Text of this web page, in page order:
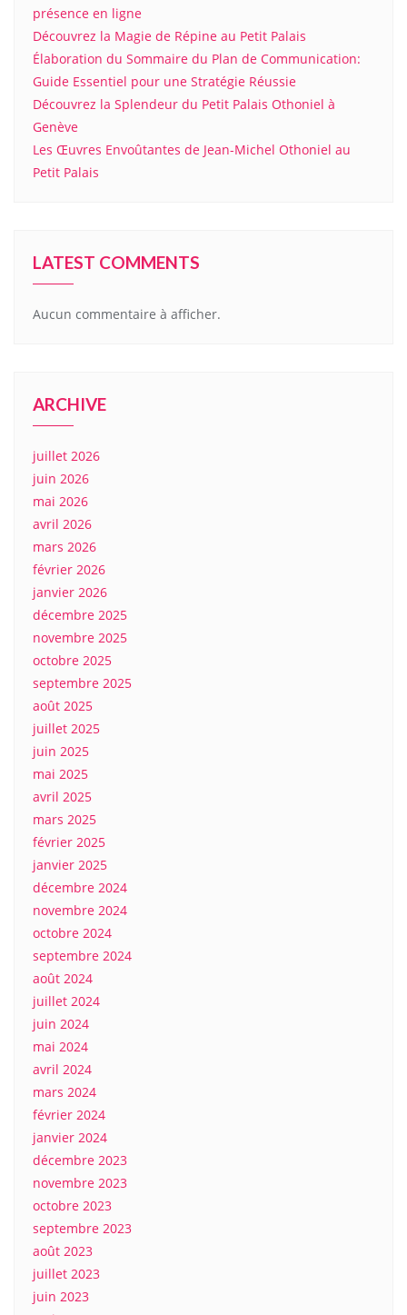
présence en ligne
Découvrez la Magie de Répine au Petit Palais
Élaboration du Sommaire du Plan de Communication:
Guide Essentiel pour une Stratégie Réussie
Découvrez la Splendeur du Petit Palais Othoniel à
Genève
Les Œuvres Envoûtantes de Jean-Michel Othoniel au
Petit Palais
LATEST COMMENTS
Aucun commentaire à afficher.
ARCHIVE
juillet 2026
juin 2026
mai 2026
avril 2026
mars 2026
février 2026
janvier 2026
décembre 2025
novembre 2025
octobre 2025
septembre 2025
août 2025
juillet 2025
juin 2025
mai 2025
avril 2025
mars 2025
février 2025
janvier 2025
décembre 2024
novembre 2024
octobre 2024
septembre 2024
août 2024
juillet 2024
juin 2024
mai 2024
avril 2024
mars 2024
février 2024
janvier 2024
décembre 2023
novembre 2023
octobre 2023
septembre 2023
août 2023
juillet 2023
juin 2023